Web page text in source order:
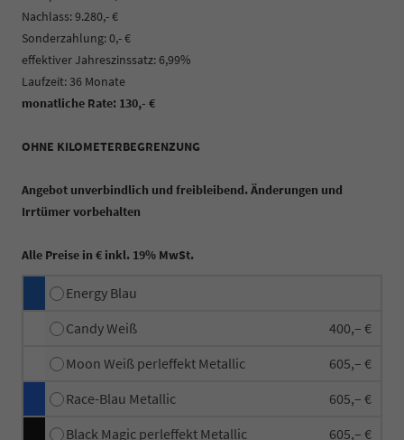
Nachlass: 9.280,- €
Sonderzahlung: 0,- €
effektiver Jahreszinssatz: 6,99%
Laufzeit: 36 Monate
monatliche Rate: 130,- €
OHNE KILOMETERBEGRENZUNG
Angebot unverbindlich und freibleibend. Änderungen und
Irrtümer vorbehalten
Alle Preise in € inkl. 19% MwSt.
Energy Blau
Candy Weiß
400,– €
Moon Weiß perleffekt Metallic
605,– €
Race-Blau Metallic
605,– €
Black Magic perleffekt Metallic
605,– €